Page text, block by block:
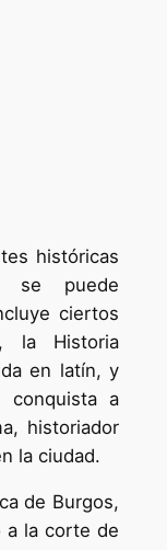
históricas
se puede
ciertos
la Historia
en latín, y
conquista a
historiador
la ciudad.
de Burgos,
a la corte de